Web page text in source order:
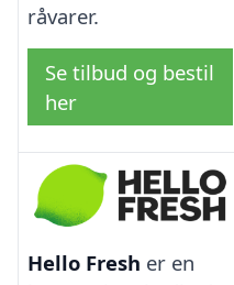
råvarer.
Se tilbud og bestil
her
Hello Fresh er en